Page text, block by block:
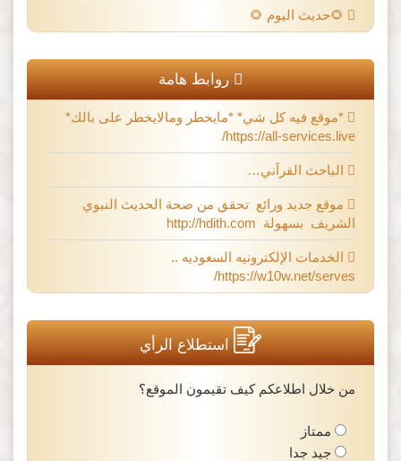
🌻حديث اليوم 🌻
روابط هامة
*موقع فيه كل شي* *مايخطر ومالايخطر على بالك*
https://all-services.live/
الباحث القرآني…
موقع جديد ورائع تحقق من صحة الحديث النبوي
الشريف بسهولة http://hdith.com
الخدمات الإلكترونيه السعوديه ..
https://w10w.net/serves/
استطلاع الرأي
من خلال اطلاعكم كيف تقيمون الموقع؟
ممتاز
جيد جدا